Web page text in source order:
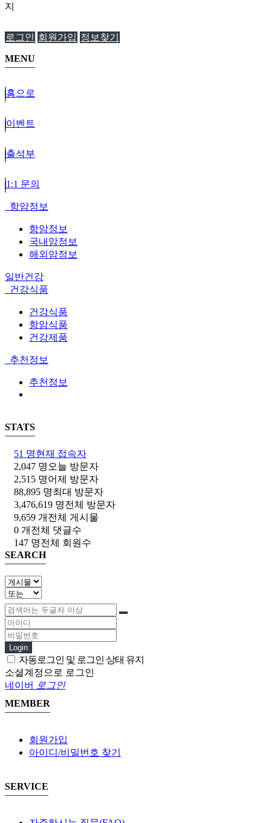
지
로그인 회원가입 정보찾기
MENU
홈으로
이벤트
출석부
1:1 문의
항암정보
항암정보
국내암정보
해외암정보
일반건강
건강식품
건강식품
항암식품
건강제품
추천정보
추천정보
STATS
51 명현재 접속자
2,047 명 오늘 방문자
2,515 명어제 방문자
88,895 명최대 방문자
3,476,619 명전체 방문자
9,659 개 전체 게시물
0 개 전체 댓글수
147 명전체 회원수
SEARCH
Login
자동로그인 및 로그인 상태 유지
소셜계정으로 로그인
네이버
로그인
MEMBER
회원가입
아이디/비밀번호 찾기
SERVICE